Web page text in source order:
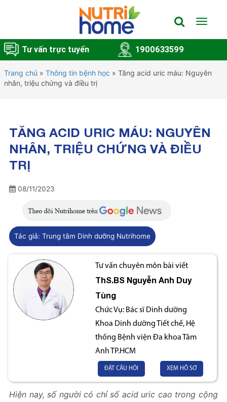
Toggle
Tư vấn trực tuyến 1900633599
Trang chủ » Thông tin bệnh học » Tăng acid uric máu: Nguyên
nhân, triệu chứng và điều trị
TĂNG ACID URIC MÁU: NGUYÊN
NHÂN, TRIỆU CHỨNG VÀ ĐIỀU
TRỊ
08/11/2023
Tác giả: Trung tâm Dinh dưỡng Nutrihome
Tư vấn chuyên môn bài viết
ThS.BS Nguyễn Anh Duy
Tùng
Chức Vụ: Bác sĩ Dinh dưỡng
Khoa Dinh dưỡng Tiết chế, Hệ
thống Bệnh viện Đa khoa Tâm
Anh TP.HCM
ĐẶT CÂU HỎI XEM HỒ SƠ
Hiện nay, số người có chỉ số acid uric cao trong cộng